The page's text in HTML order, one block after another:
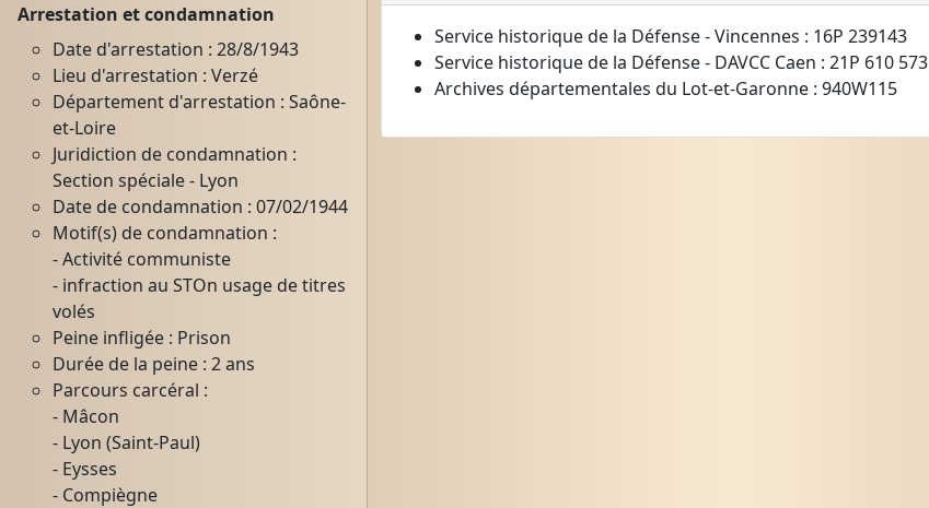
Arrestation et condamnation
Date d'arrestation : 28/8/1943
Lieu d'arrestation : Verzé
Département d'arrestation : Saône-
et-Loire
Juridiction de condamnation :
Section spéciale - Lyon
Date de condamnation : 07/02/1944
Motif(s) de condamnation :
- Activité communiste
- infraction au STOn usage de titres
volés
Peine infligée : Prison
Durée de la peine : 2 ans
Parcours carcéral :
- Mâcon
- Lyon (Saint-Paul)
- Eysses
- Compiègne
Service historique de la Défense - Vincennes : 16P 239143
Service historique de la Défense - DAVCC Caen : 21P 610 573
Archives départementales du Lot-et-Garonne : 940W115